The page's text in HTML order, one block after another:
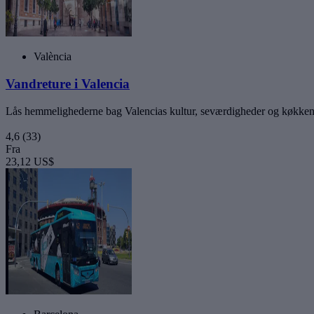
València
Vandreture i Valencia
Lås hemmelighederne bag Valencias kultur, seværdigheder og
4,6 (33)
Fra
23,12 US$